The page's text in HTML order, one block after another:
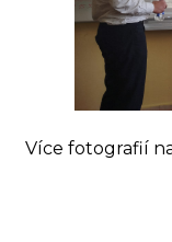
Více fotografií